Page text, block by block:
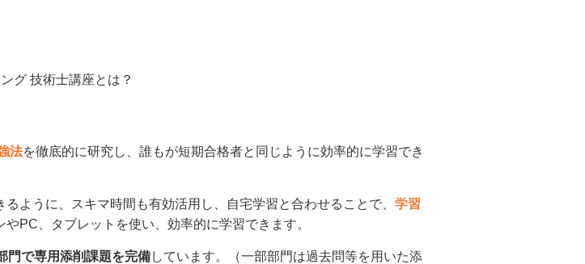
グ 技術士講座とは？
法を徹底的に研究し、誰もが短期合格者と同じように効率的に学習でき
ように、スキマ時間も有効活用し、自宅学習と合わせることで、 学習
PC、タブレットを使い、効率的に学習できます。
門で専用添削課題を完備しています。（一部部門は過去問等を用いた添